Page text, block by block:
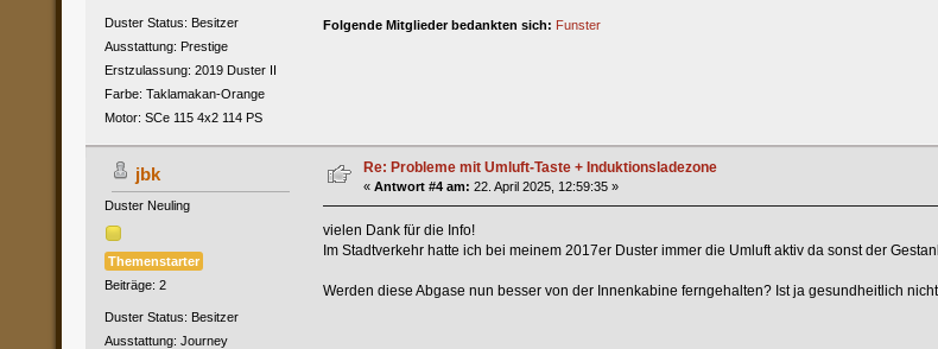
Duster Status: Besitzer
Ausstattung: Prestige
Erstzulassung: 2019 Duster II
Farbe: Taklamakan-Orange
Motor: SCe 115 4x2 114 PS
Folgende Mitglieder bedankten sich: Funster
jbk
Duster Neuling
Themenstarter
Beiträge: 2
Duster Status: Besitzer
Ausstattung: Journey
Re: Probleme mit Umluft-Taste + Induktionsladezone
« Antwort #4 am: 22. April 2025, 12:59:35 »
vielen Dank für die Info!
Im Stadtverkehr hatte ich bei meinem 2017er Duster immer die Umluft aktiv da sonst der
Werden diese Abgase nun besser von der Innenkabine ferngehalten? Ist ja gesundheitlich